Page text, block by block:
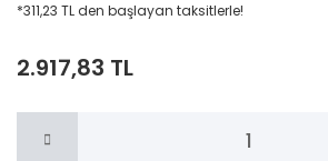
*311,23 TL den başlayan taksitlerle!
2.917,83 TL